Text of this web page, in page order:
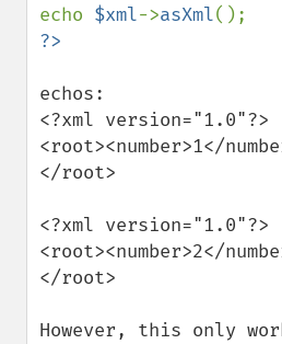
echo $xml->asXml
echos:
<?xml version="1.0"?>
<root><number>1</
</root>
<?xml version="1.0"?>
<root><number>2</
</root>
However, this only